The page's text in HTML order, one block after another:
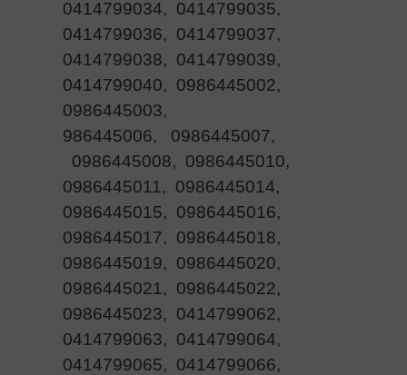
0414799034, 0414799035,
0414799036, 0414799037,
0414799038, 0414799039,
0414799040, 0986445002,
0986445003,
986445006, 0986445007,
0986445008, 0986445010,
0986445011, 0986445014,
0986445015, 0986445016,
0986445017, 0986445018,
0986445019, 0986445020,
0986445021, 0986445022,
0986445023, 0414799062,
0414799063, 0414799064,
0414799065, 0414799066,